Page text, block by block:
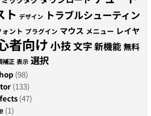
ト デザイン トラブルシューティン
ォント プラグイン マウス メニュー レイヤ
者向け小技文字新機能無料
補正 表示 選択
(98)
(133)
(47)
(1)